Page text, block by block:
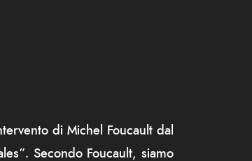
di Michel Foucault dal
Secondo Foucault, siamo